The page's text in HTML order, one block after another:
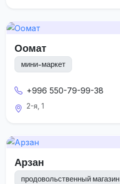
Оомат
мини-маркет
+996 550-79-99-38
2-я, 1
Арзан
продовольственный магазин